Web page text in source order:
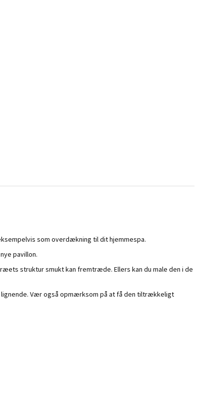
som overdækning til dit hjemmespa.
pavillon.
struktur smukt kan fremtræde. Ellers kan du male den i de
Vær også opmærksom på at få den tiltrækkeligt